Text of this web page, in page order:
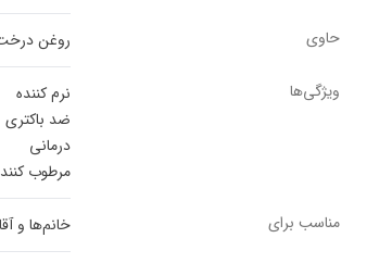
حاوی روغن
ویژگی‌ها
نرم کننده
ضد باکتری
درمانی
مرطوب
مناسب برای خانم‌ها و